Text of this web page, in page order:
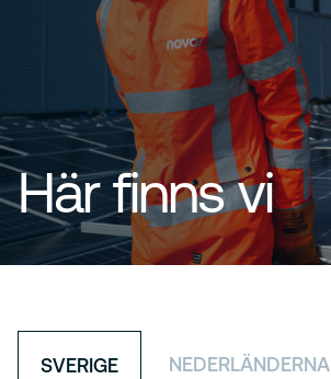
Här finns vi
SVERIGE NEDERLÄNDERNA